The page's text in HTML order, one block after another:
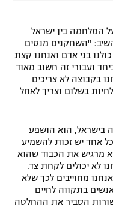
המלחמה בין ישראל
"השחקנים מנסים
בני אדם ואנחנו קצת
ועבורי זה חשוב מאוד
בקבוצה לא צריכים
בשלום וצריך לאחל
בישראל, הוא הושפע
אחד יש זכות להשמיע
מרגיש את הכבוד שהוא
לא יכולים לקחת צד.
מחוייבים לכך שלא
בתקווה לחיים
הסביר את ההחלטה